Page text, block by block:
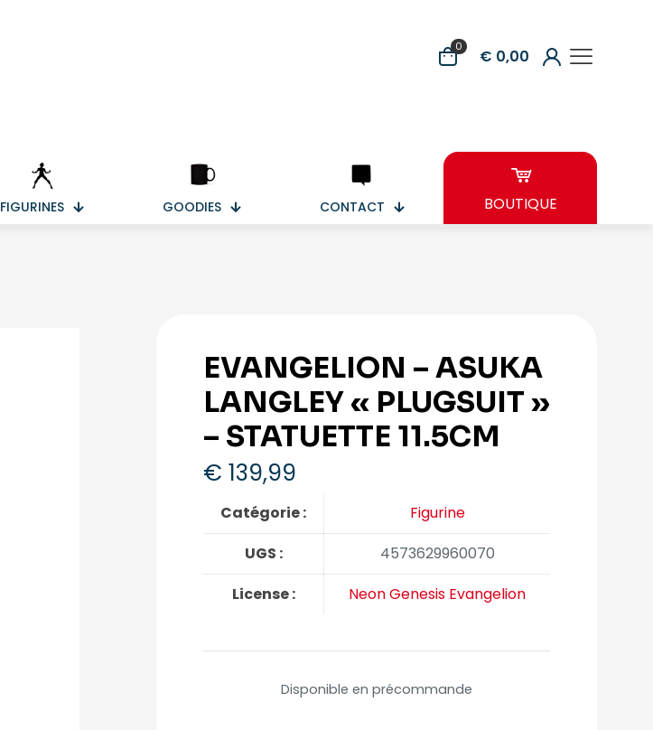
0 € 0,00
FIGURINES GOODIES CONTACT BOUTIQUE
EVANGELION – ASUKA
LANGLEY « PLUGSUIT »
– STATUETTE 11.5CM
€ 139,99
Catégorie :
Figurine
UGS :
4573629960070
License :
Neon Genesis Evangelion
Disponible en précommande